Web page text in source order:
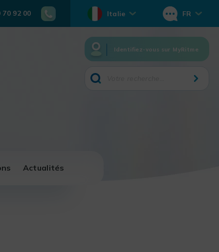
70 92 00 Italie FR
Identifiez-vous sur MyRitme
Actualités